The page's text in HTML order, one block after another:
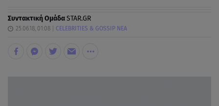
Συντακτική ΟμάδαSTAR.GR
25.06.18, 01:08 CELEBRITIES & GOSSIP ΝΕΑ